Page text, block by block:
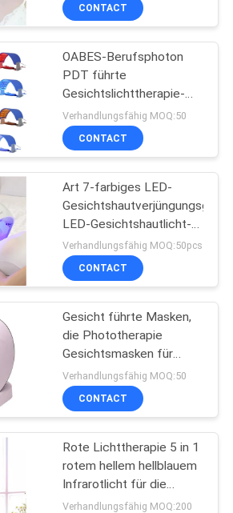
RFantifalte
27
Entferner
17
das Hals-Haut-
CONTACT
OABES-Berufsphoton
PDT führte
Gesichtslichttherapie-
Hautpflege-Verjüngungs-
Maschine
Verhandlungsfähig MOQ:50
CONTACT
Art 7-farbiges LED-
Gesichtshautverjüngungsgerät
LED-Gesichtshautlicht-
Photonentherapiegerät
Verhandlungsfähig MOQ:50pcs
CONTACT
Gesicht führte Masken,
die Phototherapie
Gesichtsmasken für
Antiakne-Falten führte
Verhandlungsfähig MOQ:50
CONTACT
Rote Lichttherapie 5 in 1
rotem hellem hellblauem
Infrarotlicht für die
Entlastung von Körper-
Verhandlungsfähig MOQ:200